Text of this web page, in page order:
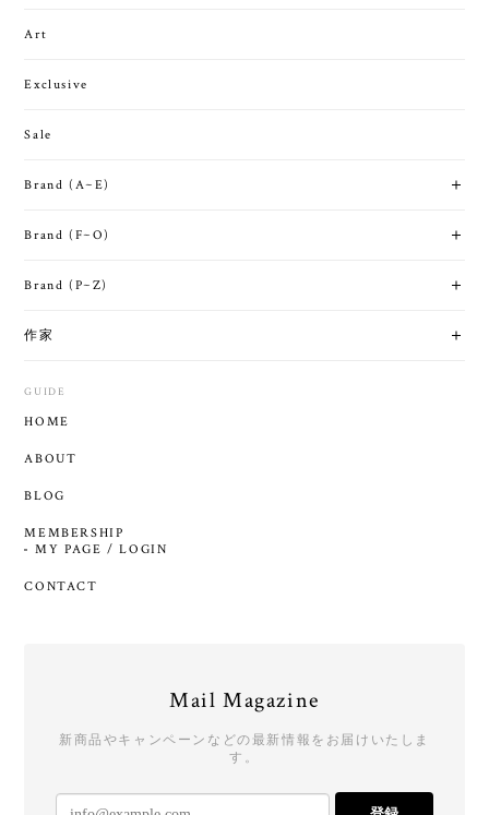
Art
Exclusive
Sale
Brand (A~E)
Brand (F~O)
Brand (P~Z)
作家
GUIDE
HOME
ABOUT
BLOG
MEMBERSHIP
MY PAGE / LOGIN
CONTACT
Mail Magazine
新商品やキャンペーンなどの最新情報をお届けいたしま
す。